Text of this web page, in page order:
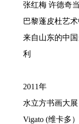
张红梅 许德奇
巴黎蓬皮杜艺
来自山东的中
利
2011年
水立方书画大展
Vigato (维卡多